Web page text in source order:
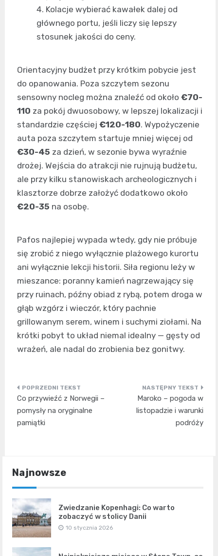
Kolacje wybierać kawałek dalej od
głównego portu, jeśli liczy się lepszy
stosunek jakości do ceny.
Orientacyjny budżet przy krótkim pobycie jest
do opanowania. Poza szczytem sezonu
sensowny nocleg można znaleźć od około €70-
110 za pokój dwuosobowy, w lepszej lokalizacji i
standardzie częściej €120-180. Wypożyczenie
auta poza szczytem startuje mniej więcej od
€30-45 za dzień, w sezonie bywa wyraźnie
drożej. Wejścia do atrakcji nie rujnują budżetu,
ale przy kilku stanowiskach archeologicznych i
klasztorze dobrze założyć dodatkowo około
€20-35 na osobę.
Pafos najlepiej wypada wtedy, gdy nie próbuje
się zrobić z niego wyłącznie plażowego kurortu
ani wyłącznie lekcji historii. Siła regionu leży w
mieszance: poranny kamień nagrzewający się
przy ruinach, późny obiad z rybą, potem droga w
głąb wzgórz i wieczór, który pachnie
grillowanym serem, winem i suchymi ziołami. Na
krótki pobyt to układ niemal idealny — gęsty od
wrażeń, ale nadal do zrobienia bez gonitwy.
Nawigacja
wpisu
Co przywieźć z Norwegii –
pomysły na oryginalne
pamiątki
Maroko – pogoda w
listopadzie i warunki
podróży
Najnowsze
Zwiedzanie Kopenhagi: Co warto
zobaczyć w stolicy Danii
10 stycznia 2026